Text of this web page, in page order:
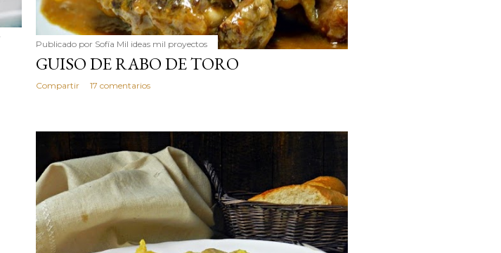
Publicado por Sofía Mil ideas mil proyectos
GUISO DE RABO DE TORO
Compartir 17 comentarios